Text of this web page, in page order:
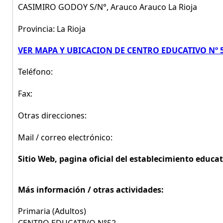
CASIMIRO GODOY S/N°, Arauco Arauco La Rioja
Provincia: La Rioja
VER MAPA Y UBICACION DE CENTRO EDUCATIVO Nº
Teléfono:
Fax:
Otras direcciones:
Mail / correo electrónico:
Sitio Web, pagina oficial del establecimiento
Más información / otras actividades:
Primaria (Adultos)